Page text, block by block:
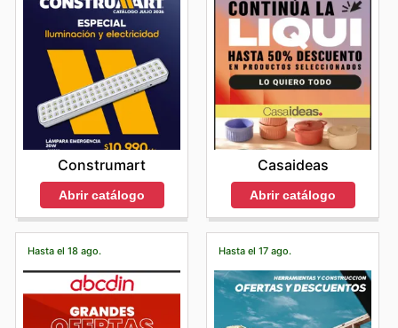
Construmart
Abrir catálogo
Casaideas
Abrir catálogo
Hasta el 18 ago. Hasta el 17 ago.